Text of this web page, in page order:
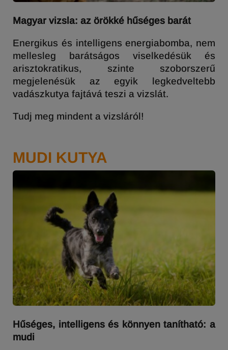
Magyar vizsla: az örökké hűséges barát
Energikus és intelligens energiabomba, nem
mellesleg barátságos viselkedésük és
arisztokratikus, szinte szoborszerű
megjelenésük az egyik legkedveltebb
vadászkutya fajtává teszi a vizslát.
Tudj meg mindent a vizsláról!
MUDI KUTYA
Hűséges, intelligens és könnyen tanítható: a
mudi